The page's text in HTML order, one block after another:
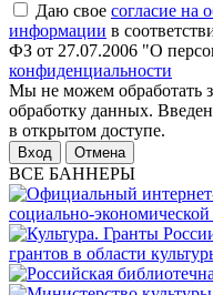
Даю свое согласие на
информации в
ФЗ от 27.07.2006 "О
конфиденциальности
Мы не можем обработать
обработку данных.
в открытом доступе.
Отмена
ВСЕ БАННЕРЫ